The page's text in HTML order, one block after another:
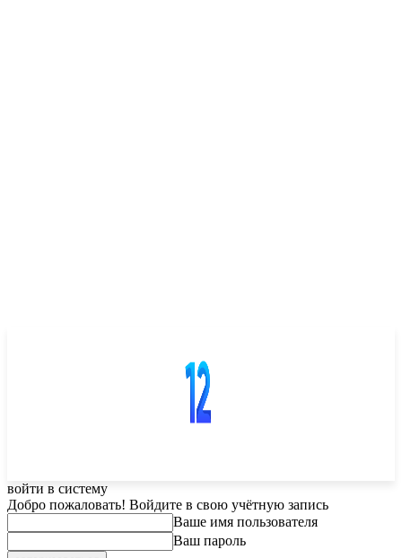
войти в систему
Добро пожаловать! Войдите в свою учётную запись
Ваше имя пользователя
Ваш пароль